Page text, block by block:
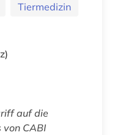
Tiermedizin
auf die
von CABI